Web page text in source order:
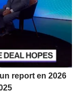
report en 2026